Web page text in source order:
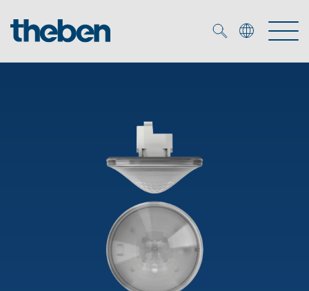
Detetores de presença e movimentos
Biblioteca de mídia
Seminários técnicos
Sistema de casa inteligente LUXORliving
Projetores de LED